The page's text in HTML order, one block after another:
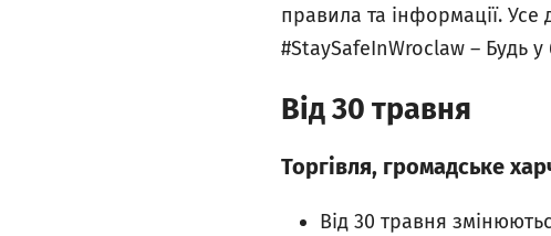
правила та інформації.
#StaySafeInWroclaw – Будь у
Від 30 травня
Торгівля, громадське
Від 30 травня